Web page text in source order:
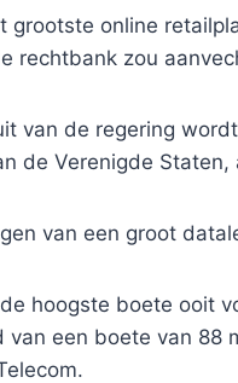
grootste online
rechtbank zou
van de regering
de Verenigde Staten,
van een groot
hoogste boete ooit
van een boete van 88